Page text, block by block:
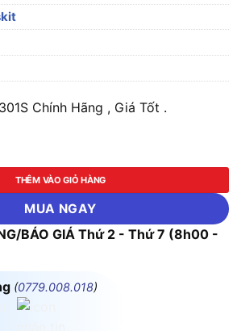
Chính Hãng , Giá Tốt .
số lượng
THÊM VÀO GIỎ HÀNG
MUA NGAY
BÁO GIÁ Thứ 2 - Thứ 7 (8h00 -
(0779.008.018)